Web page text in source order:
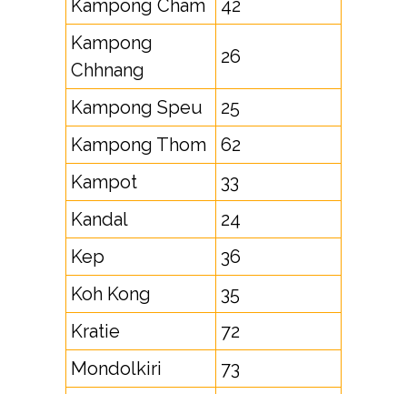
Kampong Cham
42
Kampong
Chhnang
26
Kampong Speu
25
Kampong Thom
62
Kampot
33
Kandal
24
Kep
36
Koh Kong
35
Kratie
72
Mondolkiri
73